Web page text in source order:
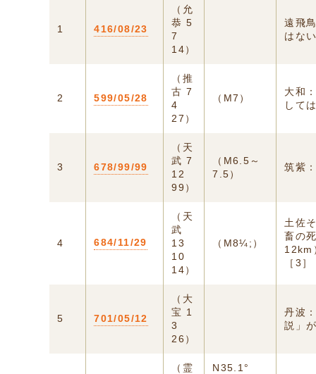
1 416/08/23
（允
恭 5
7
14）
遠飛
はな
2 599/05/28
（推
古 7
4
27）
（M7）
大和
して
3 678/99/99
（天
武 7
12
99）
（M6.5～
7.5）
筑紫
4 684/11/29
（天
武
13
10
14）
（M8¼;）
土佐
畜の
12km
［3］
5 701/05/12
（大
宝 1
3
26）
丹波
説」
（霊
N35.1°